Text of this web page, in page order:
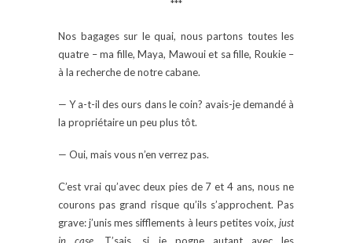
***
Nos bagages sur le quai, nous partons toutes les
quatre – ma fille, Maya, Mawoui et sa fille, Roukie –
à la recherche de notre cabane.
— Y a-t-il des ours dans le coin? avais-je demandé à
la propriétaire un peu plus tôt.
— Oui, mais vous n’en verrez pas.
C’est vrai qu’avec deux pies de 7 et 4 ans, nous ne
courons pas grand risque qu’ils s’approchent. Pas
grave: j’unis mes sifflements à leurs petites voix, just
in case. T’sais, si je pogne autant avec les